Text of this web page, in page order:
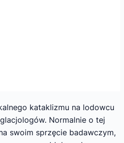
kataklizmu na lodowcu
Normalnie o tej
swoim sprzęcie badawczym,